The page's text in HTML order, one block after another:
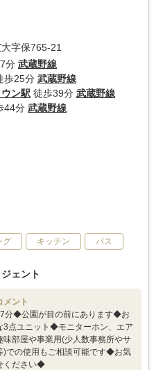
大字保765-21
分 武蔵野線
歩25分 武蔵野線
ン駅 徒歩39分 武蔵野線
44分 武蔵野線
グ キッチン バス
ェント
メント
分◆公園が目の前にあります◆お
3点ユニット◆モニターホン、エア
部屋や事業用(少人数事務所やサ
)での使用もご相談可能です◆お気
ください◆